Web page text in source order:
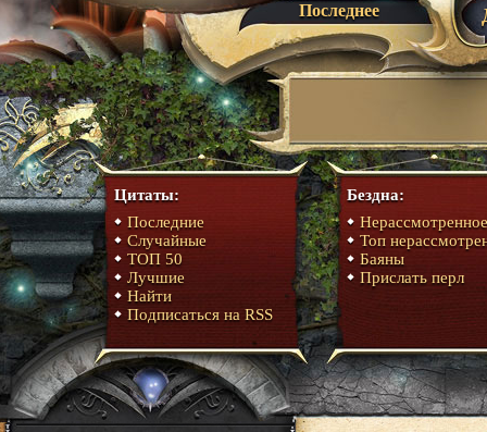
Последнее
Цитаты:
Последние
Случайные
ТОП 50
Лучшие
Найти
Подписаться на RSS
Бездна:
Нерассмотренное
Топ
Баяны
Прислать перл